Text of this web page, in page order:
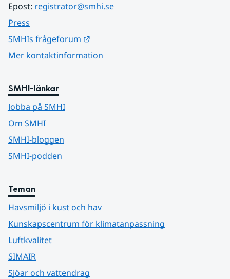
Epost: registrator@smhi.se
Press
SMHIs frågeforum
Mer kontaktinformation
SMHI-länkar
Jobba på SMHI
Om SMHI
SMHI-bloggen
SMHI-podden
Teman
Havsmiljö i kust och hav
Kunskapscentrum för klimatanpassning
Luftkvalitet
SIMAIR
Sjöar och vattendrag